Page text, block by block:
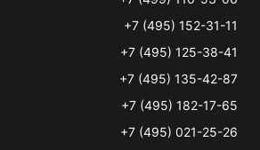
+7 (495) 152-31-11
+7 (495) 125-38-41
+7 (495) 135-42-87
+7 (495) 182-17-65
+7 (495) 021-25-26